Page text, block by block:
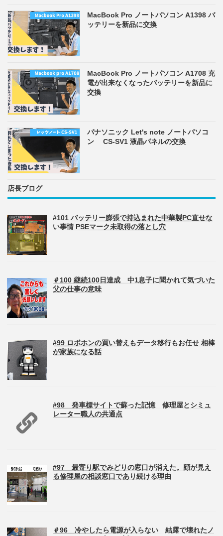
MacBook Pro ノートパソコン A1398 バ
ッテリーを新品に交換
MacBook Pro ノートパソコン A1708 充
電が出来なくなったバッテリーを新品に
交換
パナソニック Let's note ノートパソコ
ン CS-SV1 液晶パネルの交換
店長ブログ
#101 バッテリー膨張で持込まれた中華製PC直せな
い事情 PSEマーク未取得の落とし穴
＃100 継続100日達成 中1息子に聞かれて気づいた
父の仕事の意味
#99 ロボホンの買い替えもデータ移行もお任せ 相棒
が家族になる話
#98 発車標サイトで蘇った記憶 修理屋とシミュ
レーター職人の共通点
#97 最寄り駅でみどりの窓口が消えた。顔が見え
る修理屋の相談窓口であり続ける理由
＃96 冷やしたら電源が入らない 結露で壊れたノ